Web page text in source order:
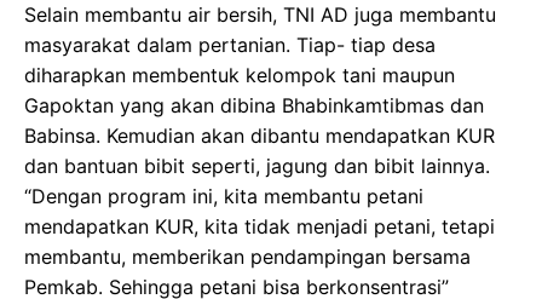
Selain membantu air bersih, TNI AD juga membantu
masyarakat dalam pertanian. Tiap- tiap desa
diharapkan membentuk kelompok tani maupun
Gapoktan yang akan dibina Bhabinkamtibmas dan
Babinsa. Kemudian akan dibantu mendapatkan KUR
dan bantuan bibit seperti, jagung dan bibit lainnya.
“Dengan program ini, kita membantu petani
mendapatkan KUR, kita tidak menjadi petani, tetapi
membantu, memberikan pendampingan bersama
Pemkab. Sehingga petani bisa berkonsentrasi”